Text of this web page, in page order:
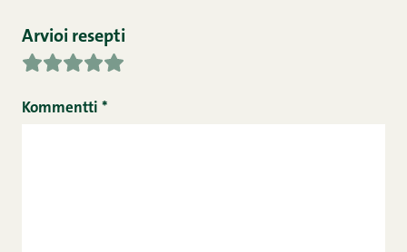
Arvioi resepti
Kommentti *